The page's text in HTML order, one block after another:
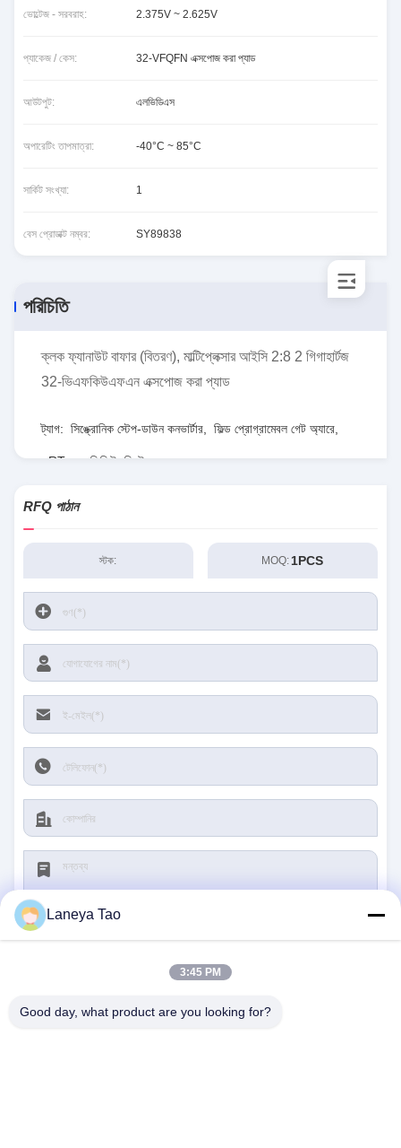
ভোল্টেজ - সরবরাহ: 2.375V ~ 2.625V
প্যাকেজ / কেস: 32-VFQFN এক্সপোজ করা প্যাড
আউটপুট: এলভিডিএস
অপারেটিং তাপমাত্রা: -40°C ~ 85°C
সার্কিট সংখ্যা: 1
বেস প্রোডাক্ট নম্বর: SY89838
পরিচিতি
ক্লক ফ্যানাউট বাফার (বিতরণ), মাল্টিপ্লেক্সার আইসি 2:8 2 গিগাহার্টজ
32-ভিএফকিউএফএন এক্সপোজ করা প্যাড
ট্যাগ: সিঙ্ক্রোনিক স্টেপ-ডাউন কনভার্টার ফিল্ড প্রোগ্রামেবল গেট অ্যারে
RT৮০৭৭জিকিউডব্লিউ
RFQ পাঠান
স্টক: MOQ: 1PCS
জমা দিন
Laneya Tao
3:45 PM
Good day, what product are you looking for?